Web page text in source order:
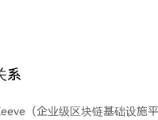
系
（企业级区块链基础设施平